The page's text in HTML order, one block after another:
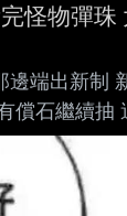
怪物彈珠
邊端出新制
償石繼續抽
玩家吃虧
一比 檔案
？ --